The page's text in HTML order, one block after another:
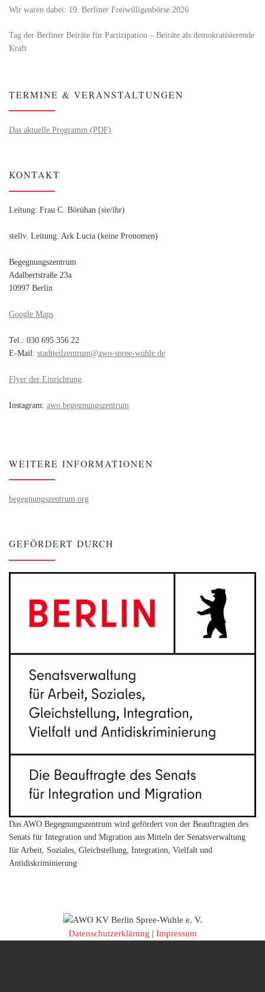
Wir waren dabei: 19. Berliner Freiwilligenbörse 2026
Tag der Berliner Beiräte für Partizipation – Beiräte als demokratisierende
Kraft
TERMINE & VERANSTALTUNGEN
Das aktuelle Programm (PDF)
KONTAKT
Leitung: Frau C. Börühan (sie/ihr)
stellv. Leitung: Ark Lucia (keine Pronomen)
Begegnungszentrum
Adalbertstraße 23a
10997 Berlin
Google Maps
Tel.: 030 695 356 22
E-Mail: stadtteilzentrum@awo-spree-wuhle.de
Flyer der Einrichtung
Instagram: awo.begegnungszentrum
WEITERE INFORMATIONEN
begegnungszentrum.org
GEFÖRDERT DURCH
Das AWO Begegnungszentrum wird gefördert von der Beauftragten des
Senats für Integration und Migration aus Mitteln der Senatsverwaltung
für Arbeit, Soziales, Gleichstellung, Integration, Vielfalt und
Antidiskriminierung
Datenschutzerklärung | Impressum